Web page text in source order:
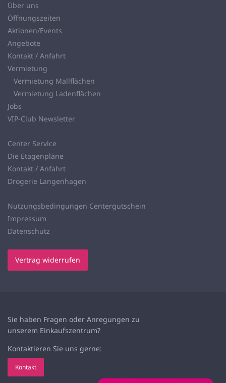
Über uns
Öffnungszeiten
Aktionen/Events
Angebote
Kontakt / Anfahrt
Vermietung
Vermietung Mallflächen
Vermietung Ladenflächen
Jobs
VIP-Club Newsletter
Center Service
Die Etagenpläne
Kontakt / Anfahrt
Drogerie Langenhagen
Nutzungsbedingungen Centergutschein
Impressum
Datenschutz
Vertrag widerrufen
Sie haben Fragen oder Anregungen zu
unserem Einkaufszentrum?
Kontaktieren Sie uns gerne:
Kontakt